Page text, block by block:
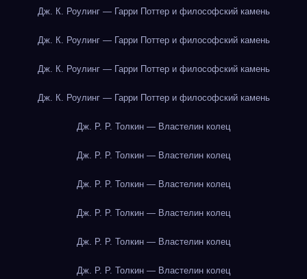
Дж. К. Роулинг — Гарри Поттер и философский камень
Дж. К. Роулинг — Гарри Поттер и философский камень
Дж. К. Роулинг — Гарри Поттер и философский камень
Дж. К. Роулинг — Гарри Поттер и философский камень
Дж. Р. Р. Толкин — Властелин колец
Дж. Р. Р. Толкин — Властелин колец
Дж. Р. Р. Толкин — Властелин колец
Дж. Р. Р. Толкин — Властелин колец
Дж. Р. Р. Толкин — Властелин колец
Дж. Р. Р. Толкин — Властелин колец